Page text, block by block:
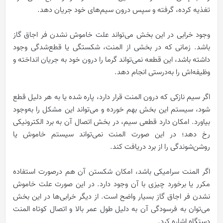
تغذیه کرده، گرفته و سپس درون سیم‌های خود جریان دهد.
وجود خرابی در این بخش می‌تواند علت خاموش نشدن فر اجاق گاز
باشد. زمانی که در بخشی از المنت، شکستگی یا قطع‌شدگی وجود
داشته باشد، این قطعه نمی‌تواند گرما را درون خود به جریان انداخته و
وظیفه‌اش را به‌درستی انجام دهد.
اگر سیم نازکی که درون المنت قرار دارد، پاره شده یا به هر دلیل قطع
شود، سیستم این بخش بهم خورده و می‌تواند این مشکل را به‌وجود
بیاورد. امکان دارد قطعی سیم، در بخش اتصال آن به برد الکترونیکی
رخ دهد؛ در این صورت المنت نمی‌تواند سیستم خاموش یا
روشن‌شوندگی را از برد دریافت کند.
اگر المنت سرامیکی باشد، امکان شکستن آن هم در‌صورت استفاده
مکرر یا برخورد چیزی با آن وجود دارد. در این صورت علت خاموش
نشدن فر اجاق گاز بسیار واضح است. از دیگر خرابی‌ها در این بخش
می‌توان به فرسودگی آن به دلیل طول عمر بالا و اتصال کوتاه المنت